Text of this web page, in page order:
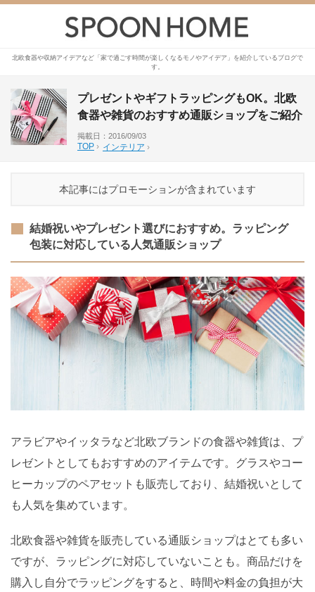
北欧食器や収納アイデアなど「家で過ごす時間が楽しくなるモノやアイデア」を紹介しているブログで
す。
プレゼントやギフトラッピングもOK。北欧
食器や雑貨のおすすめ通販ショップをご紹介
掲載日：2016/09/03
TOP › インテリア ›
本記事にはプロモーションが含まれています
結婚祝いやプレゼント選びにおすすめ。ラッピング
包装に対応している人気通販ショップ
アラビアやイッタラなど北欧ブランドの食器や雑貨は、プ
レゼントとしてもおすすめのアイテムです。グラスやコー
ヒーカップのペアセットも販売しており、結婚祝いとして
も人気を集めています。
北欧食器や雑貨を販売している通販ショップはとても多い
ですが、ラッピングに対応していないことも。商品だけを
購入し自分でラッピングをすると、時間や料金の負担が大